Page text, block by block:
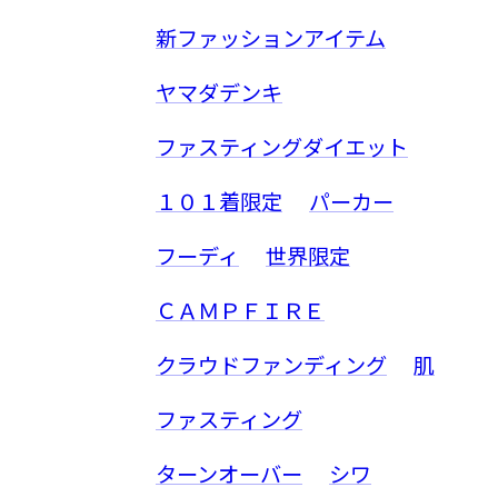
新ファッションアイテム
ヤマダデンキ
ファスティングダイエット
１０１着限定
パーカー
フーディ
世界限定
ＣＡＭＰＦＩＲＥ
クラウドファンディング
肌
ファスティング
ターンオーバー
シワ